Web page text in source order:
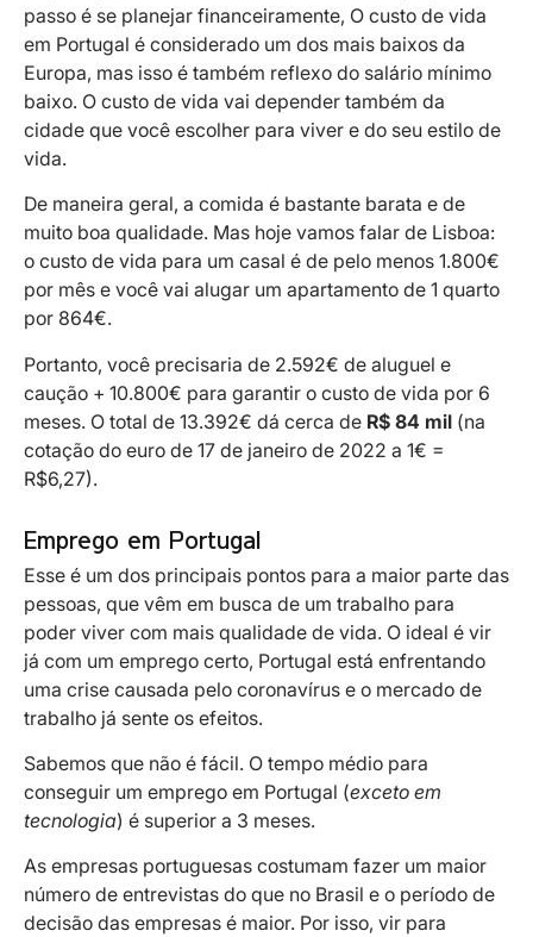
passo é se planejar financeiramente, O custo de vida
em Portugal é considerado um dos mais baixos da
Europa, mas isso é também reflexo do salário mínimo
baixo. O custo de vida vai depender também da
cidade que você escolher para viver e do seu estilo de
vida.
De maneira geral, a comida é bastante barata e de
muito boa qualidade. Mas hoje vamos falar de Lisboa:
o custo de vida para um casal é de pelo menos 1.800€
por mês e você vai alugar um apartamento de 1 quarto
por 864€.
Portanto, você precisaria de 2.592€ de aluguel e
caução + 10.800€ para garantir o custo de vida por 6
meses. O total de 13.392€ dá cerca de R$ 84 mil (na
cotação do euro de 17 de janeiro de 2022 a 1€ =
R$6,27).
Emprego em Portugal
Esse é um dos principais pontos para a maior parte das
pessoas, que vêm em busca de um trabalho para
poder viver com mais qualidade de vida. O ideal é vir
já com um emprego certo, Portugal está enfrentando
uma crise causada pelo coronavírus e o mercado de
trabalho já sente os efeitos.
Sabemos que não é fácil. O tempo médio para
conseguir um emprego em Portugal (exceto em
tecnologia) é superior a 3 meses.
As empresas portuguesas costumam fazer um maior
número de entrevistas do que no Brasil e o período de
decisão das empresas é maior. Por isso, vir para